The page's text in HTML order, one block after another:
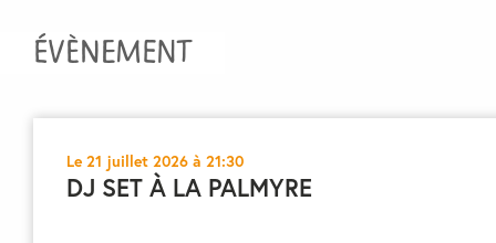
ÉVÈNEMENT
Le 21 juillet 2026 à 21:30
DJ SET À LA PALMYRE